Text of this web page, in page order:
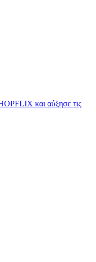
και αύξησε τις